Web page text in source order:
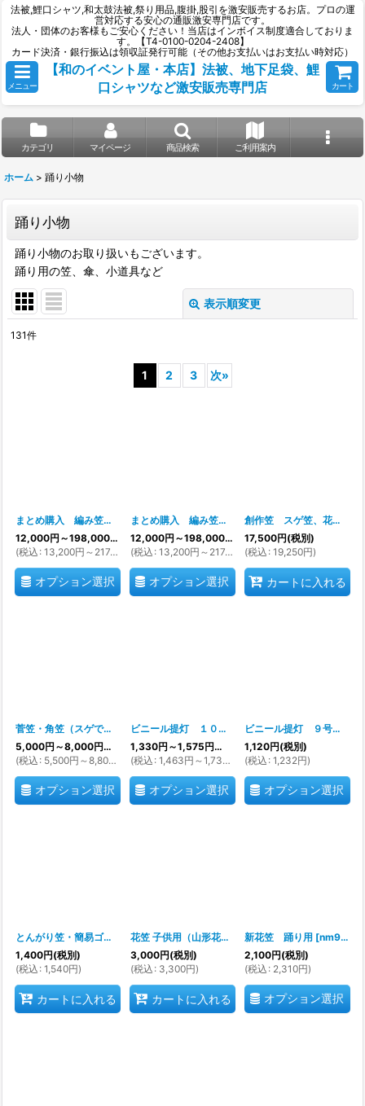
法被,鯉口シャツ,和太鼓法被,祭り用品,腹掛,股引を激安販売するお店。プロの運
営対応する安心の通販激安専門店です。
法人・団体のお客様もご安心ください！当店はインボイス制度適合しておりま
す。【T4-0100-0204-2408】
カード決済・銀行振込は領収証発行可能（その他お支払いはお支払い時対応）
メニュー
【和のイベント屋・本店】法被、地下足袋、鯉
口シャツなど激安販売専門店
カート
カテゴリ マイページ 商品検索 ご利用案内
ホーム > 踊り小物
踊り小物
踊り小物のお取り扱いもございます。
踊り用の笠、傘、小道具など
表示順変更
131件
1 2 3 次»
まとめ購入 編み笠（おけさ笠、編笠）白紐 まとめ買い【5】【10】【30】【50】【100】
12,000円 ～198,000円
(税別)
(税込 : 13,200円 ～217,800 円)
オプション選択
まとめ購入 編み笠（おけさ笠、編笠）赤紐 まとめ買い【5】【10】【30】【50】【100】
12,000円 ～198,000円
(税別)
(税込 : 13,200円 ～217,800 円)
オプション選択
創作笠 スゲ笠、花笠、踊り笠、練習用やスゲのいっぺんのシミも見たくないお客様むけ
17,500円(税別)
(税込 : 19,250円)
カートに入れる
菅笠・角笠（スゲで出来た本物）日本の歳時記※欠品期間多いです 注文前に在庫確認必須です※
5,000円 ～8,000円(税別)
(税込 : 5,500円 ～8,800 円
オプション選択
ビニール提灯 １０号丸型 シーズンは売り切れますのでお早めに！
1,330円 ～1,575円(税別)
(税込 : 1,463円 ～1,732 円
オプション選択
ビニール提灯 ９号長型 シーズンは欠品しますので注文前確認推奨です
1,120円(税別)
(税込 : 1,232円)
オプション選択
とんがり笠・簡易ゴトク付き（中国製）菅笠、角笠の代用品 [ka9195]
1,400円(税別)
(税込 : 1,540円)
カートに入れる
花笠 子供用（山形花笠）園児サイズ ※花の仕様が異なる場合がございます※欠品期間多いです 注文前に在庫確認必須です※
3,000円(税別)
(税込 : 3,300円)
カートに入れる
新花笠 踊り用 [nm9210-11-12
2,100円(税別)
(税込 : 2,310円)
オプション選択